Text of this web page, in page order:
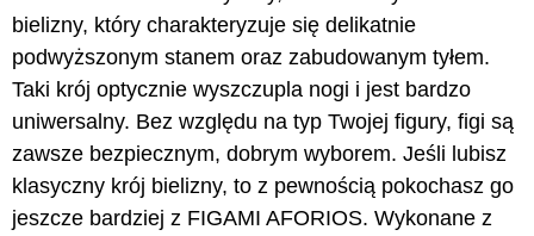
bielizny, który charakteryzuje się delikatnie
podwyższonym stanem oraz zabudowanym tyłem.
Taki krój optycznie wyszczupla nogi i jest bardzo
uniwersalny. Bez względu na typ Twojej figury, figi są
zawsze bezpiecznym, dobrym wyborem. Jeśli lubisz
klasyczny krój bielizny, to z pewnością pokochasz go
jeszcze bardziej z FIGAMI AFORIOS. Wykonane z